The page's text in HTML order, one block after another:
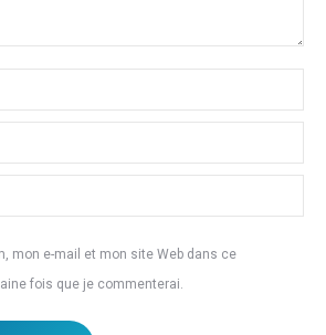
mon e-mail et mon site Web dans ce
fois que je commenterai.